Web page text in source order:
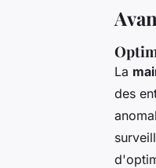
La
des